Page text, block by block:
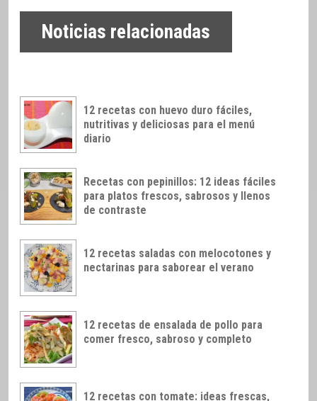
Noticias relacionadas
12 recetas con huevo duro fáciles,
nutritivas y deliciosas para el menú
diario
Recetas con pepinillos: 12 ideas fáciles
para platos frescos, sabrosos y llenos
de contraste
12 recetas saladas con melocotones y
nectarinas para saborear el verano
12 recetas de ensalada de pollo para
comer fresco, sabroso y completo
12 recetas con tomate: ideas frescas,